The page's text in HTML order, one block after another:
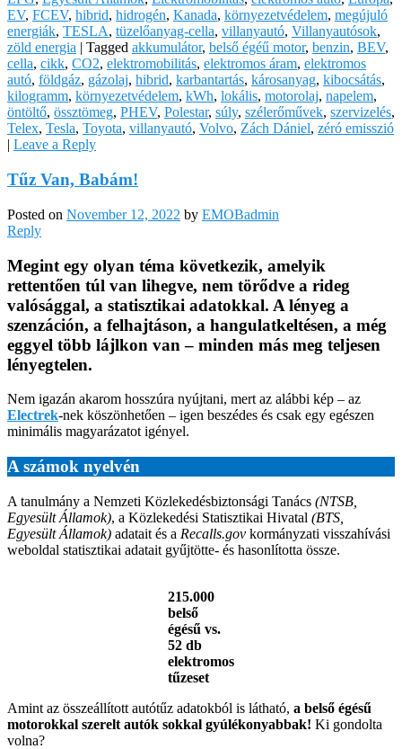
EV, FCEV, hibrid, hidrogén, Kanada, környezetvédelem, megújuló
energiák, TESLA, tüzelőanyag-cella, villanyautó, Villanyautósok,
zöld energia | Tagged akkumulátor, belső égéű motor, benzin, BEV,
cella, cikk, CO2, elektromobilitás, elektromos áram, elektromos
autó, földgáz, gázolaj, hibrid, karbantartás, károsanyag, kibocsátás,
kilogramm, környezetvédelem, kWh, lokális, motorolaj, napelem,
öntöltő, össztömeg, PHEV, Polestar, súly, szélerőművek, szervizelés,
Telex, Tesla, Toyota, villanyautó, Volvo, Zách Dániel, zéró emisszió
| Leave a Reply
Tűz Van, Babám!
Posted on November 12, 2022 by EMOBadmin
Reply
Megint egy olyan téma következik, amelyik
rettentően túl van lihegve, nem törődve a rideg
valósággal, a statisztikai adatokkal. A lényeg a
szenzáción, a felhajtáson, a hangulatkeltésen, a még
eggyel több lájlkon van – minden más meg teljesen
lényegtelen.
Nem igazán akarom hosszúra nyújtani, mert az alábbi kép – az
Electrek-nek köszönhetően – igen beszédes és csak egy egészen
minimális magyarázatot igényel.
A számok nyelvén
A tanulmány a Nemzeti Közlekedésbiztonsági Tanács (NTSB,
Egyesült Államok), a Közlekedési Statisztikai Hivatal (BTS,
Egyesült Államok) adatait és a Recalls.gov kormányzati visszahívási
weboldal statisztikai adatait gyűjtötte- és hasonlította össze.
215.000
belső
égésű vs.
52 db
elektromos
tűzeset
Amint az összeállított autótűz adatokból is látható, a belső égésű
motorokkal szerelt autók sokkal gyúlékonyabbak! Ki gondolta
volna?